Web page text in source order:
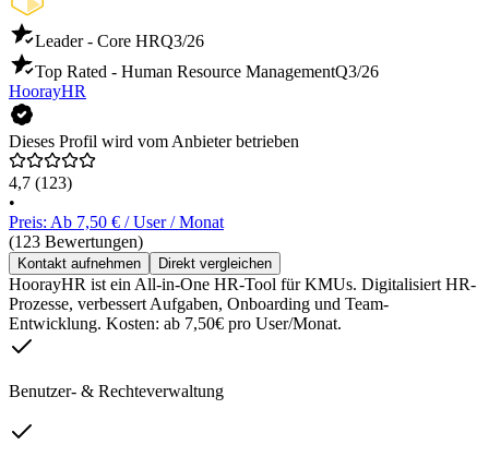
Leader - Core HRQ3/26
Top Rated - Human Resource ManagementQ3/26
HoorayHR
Dieses Profil wird vom Anbieter betrieben
4,7 (123)
•
Preis: Ab 7,50 € / User / Monat
(123 Bewertungen)
Kontakt aufnehmen Direkt vergleichen
HoorayHR ist ein All-in-One HR-Tool für KMUs. Digitalisiert HR-
Prozesse, verbessert Aufgaben, Onboarding und Team-
Entwicklung. Kosten: ab 7,50€ pro User/Monat.
Benutzer- & Rechteverwaltung